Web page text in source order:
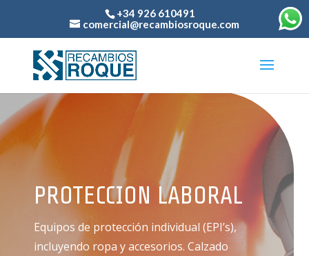
+34 926 610491
comercial@recambiosroque.com
PROTECCION LABORAL
Equipos de protección individual (EPI’s),
incluyendo ropa y accesorios. Calzado